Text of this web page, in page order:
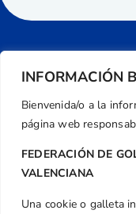
INFORMACIÓN
Bienvenida/o a la
página web
FEDERACIÓN DE
VALENCIANA
Una cookie o galleta